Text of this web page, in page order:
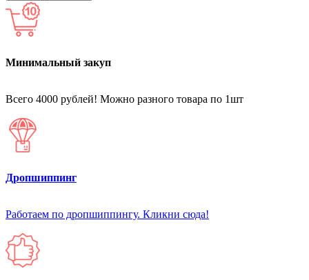
Минимальный закуп
Всего 4000 рублей! Можно разного товара по 1шт
Дропшиппинг
Работаем по дропшиппингу. Кликни сюда!